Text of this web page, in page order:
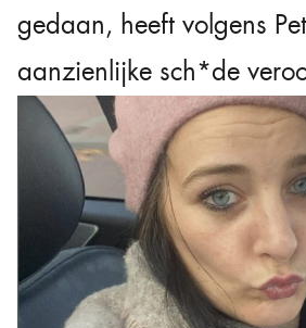
gedaan, heeft volgens
aanzienlijke sch*de